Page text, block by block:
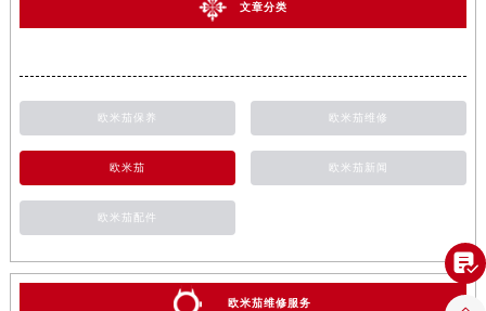
文章分类
欧米茄保养 欧米茄维修
欧米茄 欧米茄新闻
欧米茄配件
欧米茄维修服务
